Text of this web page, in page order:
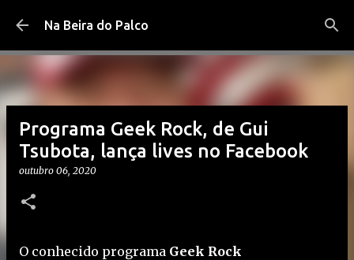
Pular para o conteúdo principal
Na Beira do Palco
Programa Geek Rock, de Gui
Tsubota, lança lives no Facebook
outubro 06, 2020
O conhecido programa Geek Rock